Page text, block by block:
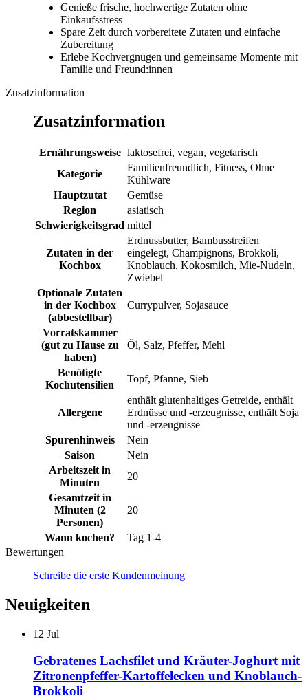
Genieße frische, hochwertige Zutaten ohne
Einkaufsstress
Spare Zeit durch vorbereitete Zutaten und einfache
Zubereitung
Erlebe Kochvergnügen und gemeinsame Momente mit
Familie und Freund:innen
Zusatzinformation
Zusatzinformation
Ernährungsweise laktosefrei, vegan, vegetarisch
Kategorie
Familienfreundlich, Fitness, Ohne
Kühlware
Hauptzutat
Gemüse
Region
asiatisch
Schwierigkeitsgrad mittel
Zutaten in der
Kochbox
Erdnussbutter, Bambusstreifen
eingelegt, Champignons, Brokkoli,
Knoblauch, Kokosmilch, Mie-Nudeln,
Zwiebel
Optionale Zutaten
in der Kochbox
(abbestellbar)
Currypulver, Sojasauce
Vorratskammer
(gut zu Hause zu
haben)
Öl, Salz, Pfeffer, Mehl
Benötigte
Kochutensilien
Topf, Pfanne, Sieb
Allergene
enthält glutenhaltiges Getreide, enthält
Erdnüsse und -erzeugnisse, enthält Soja
und -erzeugnisse
Spurenhinweis
Nein
Saison
Nein
Arbeitszeit in
Minuten
20
Gesamtzeit in
Minuten (2
Personen)
20
Wann kochen?
Tag 1-4
Bewertungen
Schreibe die erste Kundenmeinung
Neuigkeiten
12 Jul
Gebratenes Lachsfilet und Kräuter-Joghurt mit
Zitronenpfeffer-Kartoffelecken und Knoblauch-
Brokkoli